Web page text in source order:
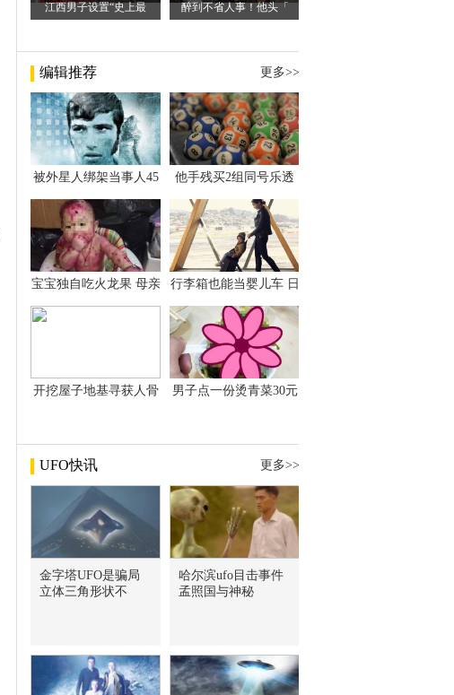
江西男子设置“史上最 醉到不省人事！他头「
编辑推荐 更多>>
被外星人绑架当事人45
斯卡古拉事件
他手残买2组同号乐透
万
宝宝独自吃火龙果 母亲
行李箱也能当婴儿车 日
开挖屋子地基寻获人骨
男子点一份烫青菜30元
UFO快讯 更多>>
金字塔UFO是骗局
立体三角形状不
哈尔滨ufo目击事件
孟照国与神秘